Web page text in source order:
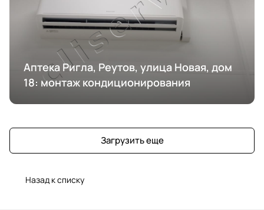
Аптека Ригла, Реутов, улица Новая, дом
18: монтаж кондиционирования
Загрузить еще
Назад к списку